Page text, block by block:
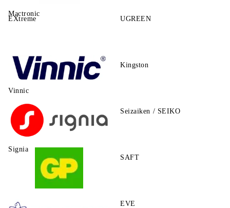
Mactronic
EXtreme UGREEN
Vinnic
Kingston
Signia
Seizaiken / SEIKO
SAFT
EVE